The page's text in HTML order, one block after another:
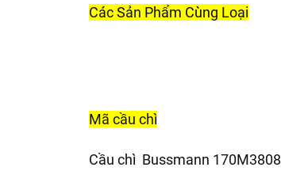
Các Sản Phẩm Cùng Loại
Mã cầu chì
Cầu chì Bussmann 170M3808